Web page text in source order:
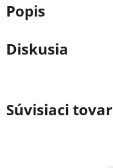
Popis
Diskusia
Súvisiaci tovar